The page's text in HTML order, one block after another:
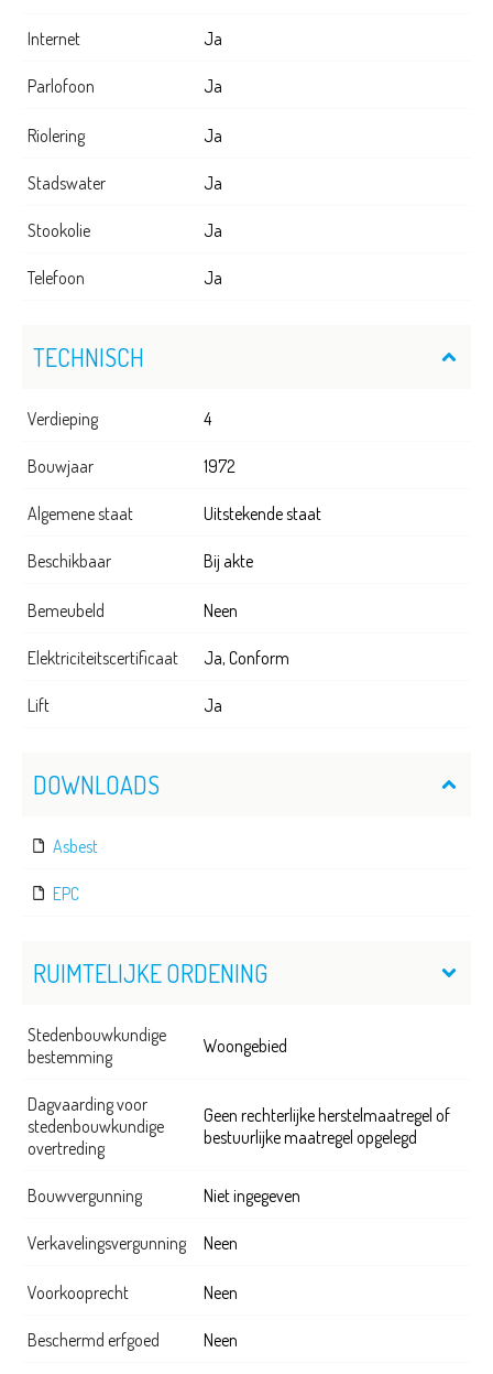
Internet Ja
Parlofoon Ja
Riolering Ja
Stadswater Ja
Stookolie Ja
Telefoon Ja
TECHNISCH
Verdieping 4
Bouwjaar 1972
Algemene staat Uitstekende staat
Beschikbaar Bij akte
Bemeubeld Neen
Elektriciteitscertificaat Ja, Conform
Lift Ja
DOWNLOADS
Asbest
EPC
RUIMTELIJKE ORDENING
Stedenbouwkundige
bestemming
Woongebied
Dagvaarding voor
stedenbouwkundige
overtreding
Geen rechterlijke herstelmaatregel of
bestuurlijke maatregel opgelegd
Bouwvergunning Niet ingegeven
Verkavelingsvergunning Neen
Voorkooprecht Neen
Beschermd erfgoed Neen